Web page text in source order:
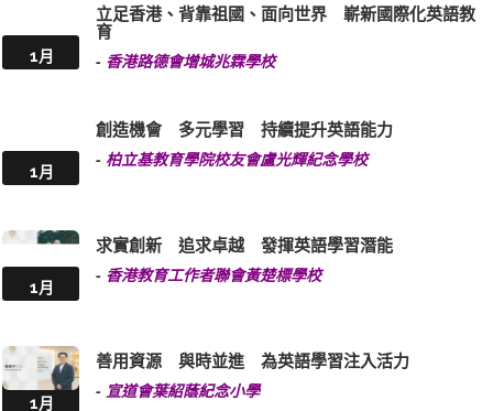
1月
立足香港、背靠祖國、面向世界 嶄新國際化英語教
育
- 香港路德會增城兆霖學校
1月
創造機會 多元學習 持續提升英語能力
- 柏立基教育學院校友會盧光輝紀念學校
1月
求實創新 追求卓越 發揮英語學習潛能
- 香港教育工作者聯會黃楚標學校
1月
善用資源 與時並進 為英語學習注入活力
- 宣道會葉紹蔭紀念小學